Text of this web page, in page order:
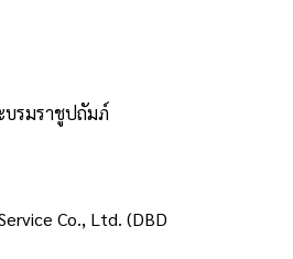
บรมราชูปถัมภ์
Co., Ltd. (DBD